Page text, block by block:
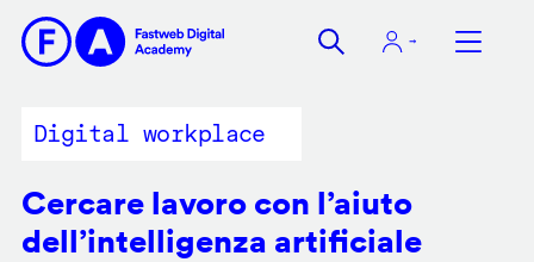
contenuto
Digital workplace
Cercare lavoro con l’aiuto
dell’intelligenza artificiale